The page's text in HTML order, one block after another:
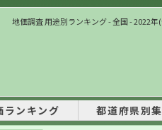
地価調査 用途別ランキング - 全国 - 2022
ランキング 都道府県別